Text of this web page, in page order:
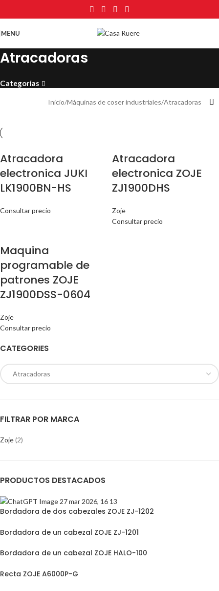
MENU
Atracadoras
Categorías
CATEGORIES
FILTRAR POR MARCA
Zoje(2)
PRODUCTOS DESTACADOS
Bordadora de dos cabezales ZOJE ZJ-1202
Bordadora de un cabezal ZOJE ZJ-1201
Bordadora de un cabezal ZOJE HALO-100
Recta ZOJE A6000P-G
Inicio Máquinas de coser industriales Atracadoras
Atracadora
electronica JUKI
LK1900BN-HS
Consultar precio
Atracadora
electronica ZOJE
ZJ1900DHS
Zoje
Consultar precio
Maquina
programable de
patrones ZOJE
ZJ1900DSS-0604
Zoje
Consultar precio